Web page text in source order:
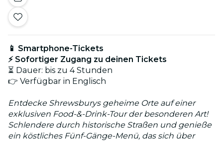
📱 Smartphone-Tickets
⚡ Sofortiger Zugang zu deinen Tickets
⏳ Dauer: bis zu 4 Stunden
👉 Verfügbar in Englisch
Entdecke Shrewsburys geheime Orte auf einer
exklusiven Food-&-Drink-Tour der besonderen Art!
Schlendere durch historische Straßen und genieße
ein köstliches Fünf-Gänge-Menü, das sich über